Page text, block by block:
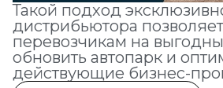
Такой подход
дистрибьютора позволяет
перевозчикам на
обновить автопарк и
действующие бизнес-